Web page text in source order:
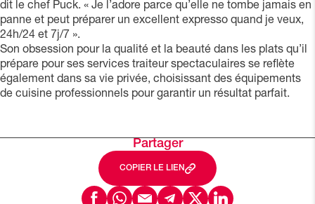
dit le chef Puck. « Je l’adore parce qu’elle ne tombe jamais en
panne et peut préparer un excellent expresso quand je veux,
24h/24 et 7j/7 ».
Son obsession pour la qualité et la beauté dans les plats qu’il
prépare pour ses services traiteur spectaculaires se reflète
également dans sa vie privée, choisissant des équipements
de cuisine professionnels pour garantir un résultat parfait.
Partager
COPIER LE LIEN